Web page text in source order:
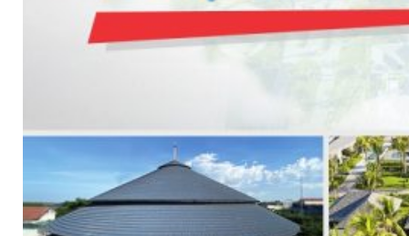
PHỤ KIỆN
CLASSIC
MILANO
SHAKE
SENATOR
ANTICA